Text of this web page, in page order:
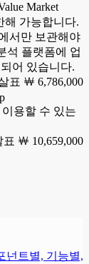
Market
해 가능합니다.
서만 보관해야
석 플랫폼에 업
어 있습니다.
￦ 6,786,000
용할 수 있는
￦ 10,659,000
넌트별, 기능별,